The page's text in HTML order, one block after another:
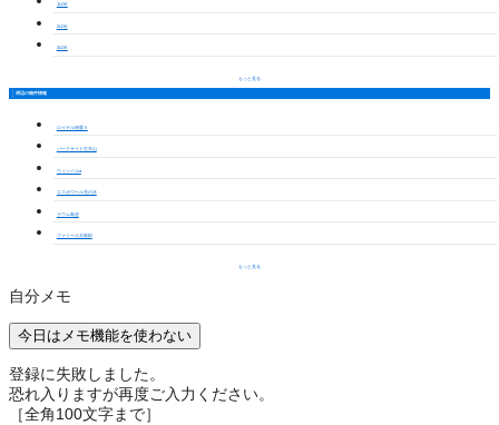
1LDK
2LDK
3LDK
もっと見る
周辺の物件情報
ロイヤル徳重Ⅱ
パークサイド左京山
ウィンベルα
エスポワール滝の水
ラウム鳥澄
ファミール太鼓田
もっと見る
自分メモ
今日はメモ機能を使わない
登録に失敗しました。
恐れ入りますが再度ご入力ください。
［全角100文字まで］